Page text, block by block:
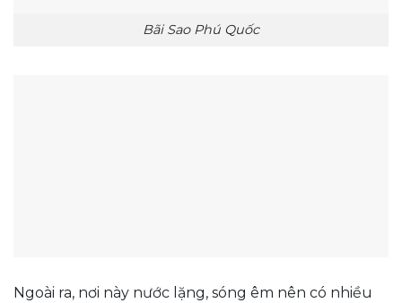
Bãi Sao Phú Quốc
Ngoài ra, nơi này nước lặng, sóng êm nên có nhiều